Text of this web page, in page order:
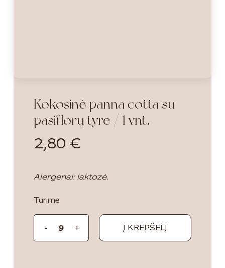
Kokosinė panna cotta su
pasiflorų tyre / 1 vnt.
2,80 €
Alergenai: laktozė.
Turime
Į KREPŠELĮ